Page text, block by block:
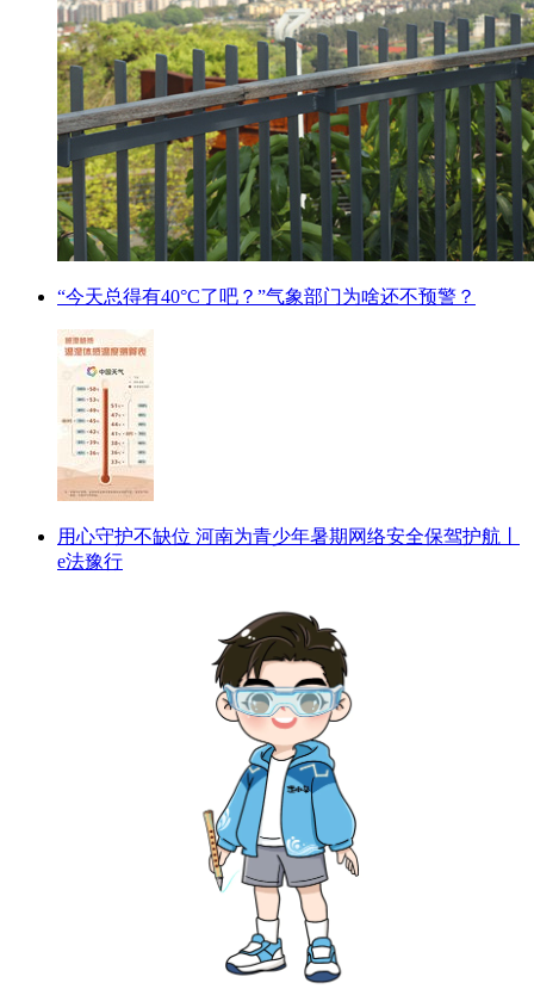
“今天总得有40°C了吧？”气象部门为啥还不预警？
用心守护不缺位 河南为青少年暑期网络安全保驾护航丨
e法豫行